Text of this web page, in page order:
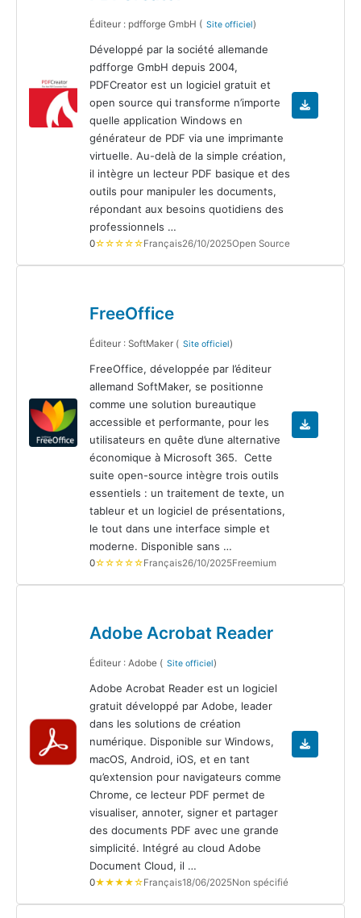
Éditeur : pdfforge GmbH ( Site officiel)
Développé par la société allemande
pdfforge GmbH depuis 2004,
PDFCreator est un logiciel gratuit et
open source qui transforme n’importe
quelle application Windows en
générateur de PDF via une imprimante
virtuelle. Au-delà de la simple création,
il intègre un lecteur PDF basique et des
outils pour manipuler les documents,
répondant aux besoins quotidiens des
professionnels …
0☆☆☆☆☆Français26/10/2025Open Source
FreeOffice
Éditeur : SoftMaker ( Site officiel)
FreeOffice, développée par l’éditeur
allemand SoftMaker, se positionne
comme une solution bureautique
accessible et performante, pour les
utilisateurs en quête d’une alternative
économique à Microsoft 365. Cette
suite open-source intègre trois outils
essentiels : un traitement de texte, un
tableur et un logiciel de présentations,
le tout dans une interface simple et
moderne. Disponible sans …
0☆☆☆☆☆Français26/10/2025Freemium
Adobe Acrobat Reader
Éditeur : Adobe ( Site officiel)
Adobe Acrobat Reader est un logiciel
gratuit développé par Adobe, leader
dans les solutions de création
numérique. Disponible sur Windows,
macOS, Android, iOS, et en tant
qu’extension pour navigateurs comme
Chrome, ce lecteur PDF permet de
visualiser, annoter, signer et partager
des documents PDF avec une grande
simplicité. Intégré au cloud Adobe
Document Cloud, il …
0★★★★☆Français18/06/2025Non spécifié